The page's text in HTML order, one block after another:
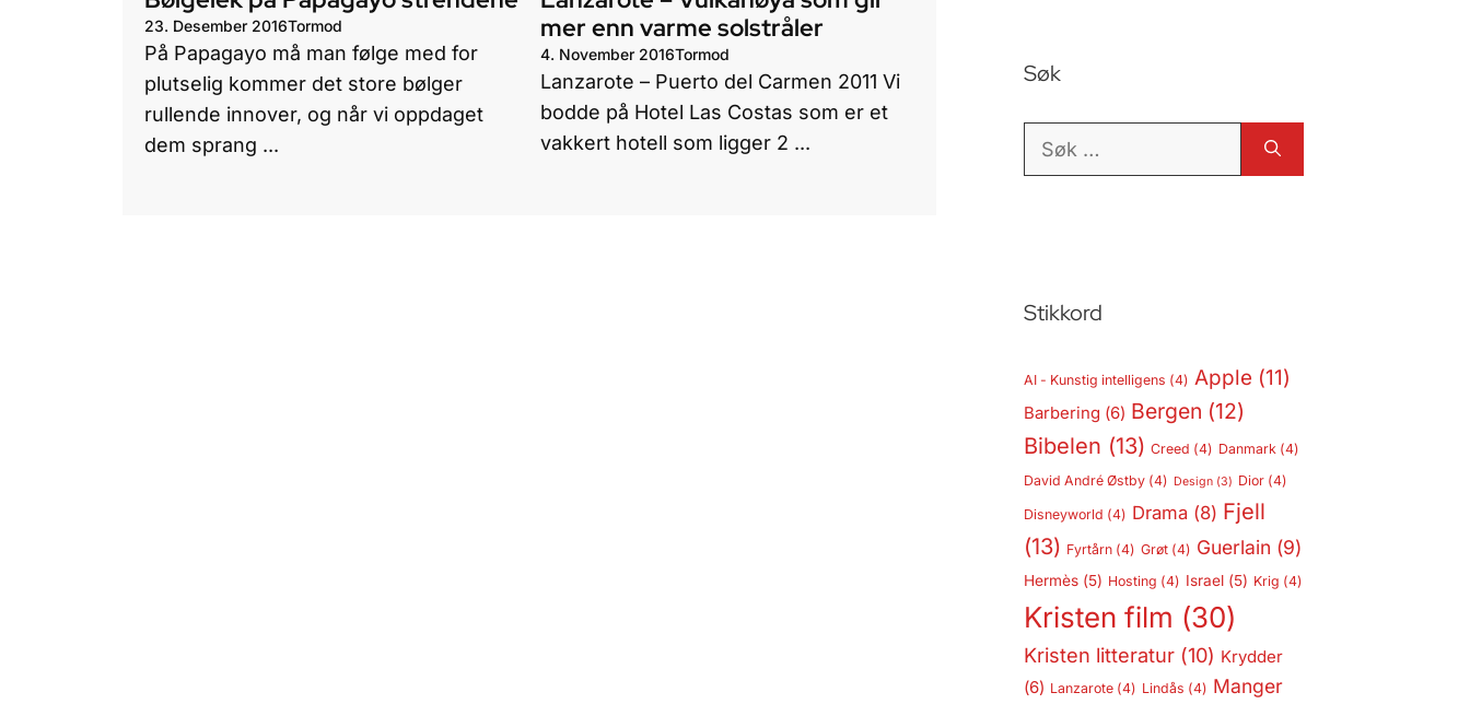
23. Desember 2016Tormod
På Papagayo må man følge med for
plutselig kommer det store bølger
rullende innover, og når vi oppdaget
dem sprang ...
mer enn varme solstråler
4. November 2016Tormod
Lanzarote – Puerto del Carmen 2011 Vi
bodde på Hotel Las Costas som er et
vakkert hotell som ligger 2 ...
Søk
Søk
Stikkord
AI - Kunstig intelligens (4) Apple (11)
Barbering (6) Bergen (12)
Bibelen (13) Creed (4) Danmark(4)
David André Østby(4) Design(3) Dior(4)
Disneyworld (4) Drama (8) Fjell
(13) Fyrtårn(4) Grøt(4) Guerlain (9)
Hermès(5) Hosting (4) Israel(5) Krig (4)
Kristen film (30)
Kristen litteratur(10) Krydder
(6) Lanzarote(4) Lindås (4) Manger